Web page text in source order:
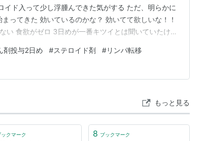
イド入って少し浮腫んできた気がする ただ、明らかに
ってきた 効いているのかな？ 効いてて欲しいな！！
い 食欲がゼロ 3日めが一番キツイとは聞いていたけ
と味覚 完全に失くなりました 倦怠感も強い かろうじ
剤投与2日め #ステロイド剤 #リンパ転移
もっと見る
ックマーク 8 ブックマーク